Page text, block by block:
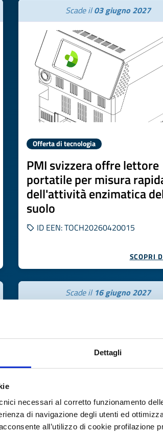
Dettagli
necessari al corretto funzionamento
di navigazione degli utenti ed
all’utilizzo di cookie profilazione
Scade il03 giugno 2027
Offerta di tecnologia
PMI svizzera offre lettore
portatile per misura
dell'attività enzimatica
suolo
ID EEN: TOCH20260420015
SCOPRI
Scade il 16 giugno 2027
Offerta di tecnologia